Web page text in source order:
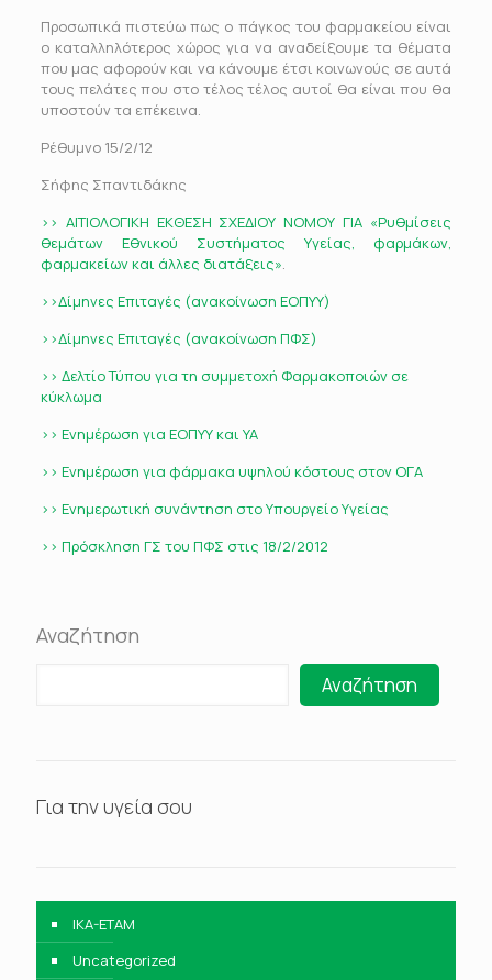
Προσωπικά πιστεύω πως ο πάγκος του φαρμακείου είναι
ο καταλληλότερος χώρος για να αναδείξουμε τα θέματα
που μας αφορούν και να κάνουμε έτσι κοινωνούς σε αυτά
τους πελάτες που στο τέλος τέλος αυτοί θα είναι που θα
υποστούν τα επέκεινα.
Ρέθυμνο 15/2/12
Σήφης Σπαντιδάκης
>> ΑΙΤΙΟΛΟΓΙΚΗ ΕΚΘΕΣΗ ΣΧΕΔΙΟΥ ΝΟΜΟΥ ΓΙΑ «Ρυθμίσεις
θεμάτων Εθνικού Συστήματος Υγείας, φαρμάκων,
φαρμακείων και άλλες διατάξεις».
>>Δίμηνες Επιταγές (ανακοίνωση ΕΟΠΥΥ)
>>Δίμηνες Επιταγές (ανακοίνωση ΠΦΣ)
>> Δελτίο Τύπου για τη συμμετοχή Φαρμακοποιών σε
κύκλωμα
>> Ενημέρωση για ΕΟΠΥΥ και ΥΑ
>> Ενημέρωση για φάρμακα υψηλού κόστους στον ΟΓΑ
>> Ενημερωτική συνάντηση στο Υπουργείο Υγείας
>> Πρόσκληση ΓΣ του ΠΦΣ στις 18/2/2012
Αναζήτηση
Αναζήτηση
Για την υγεία σου
IKA-ETAM
Uncategorized